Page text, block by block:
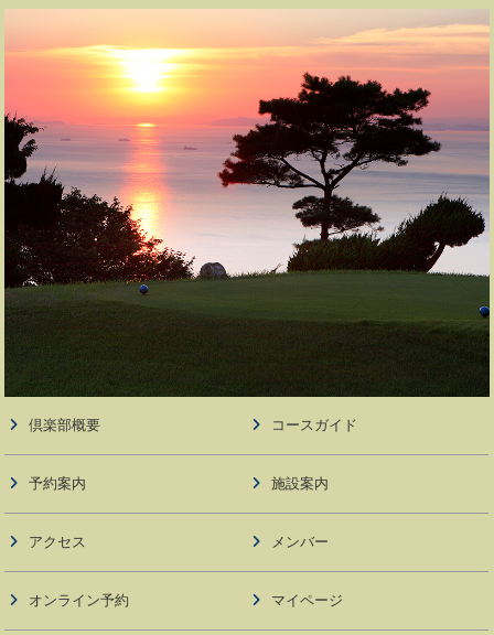
倶楽部概要 コースガイド
予約案内 施設案内
アクセス メンバー
オンライン予約 マイページ